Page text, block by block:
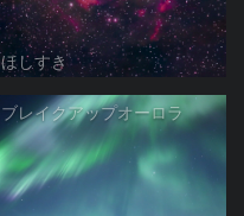
ほしすき
ブレイクアップオーロラ